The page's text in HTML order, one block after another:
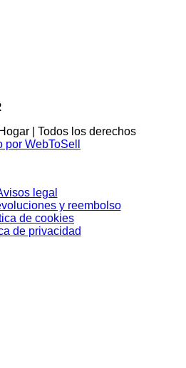
| Todos los derechos
WebToSell
legal
y reembolso
de cookies
de privacidad